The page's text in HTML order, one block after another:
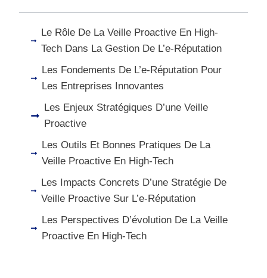
Le Rôle De La Veille Proactive En High-
Tech Dans La Gestion De L’e-Réputation
Les Fondements De L’e-Réputation Pour
Les Entreprises Innovantes
Les Enjeux Stratégiques D’une Veille
Proactive
Les Outils Et Bonnes Pratiques De La
Veille Proactive En High-Tech
Les Impacts Concrets D’une Stratégie De
Veille Proactive Sur L’e-Réputation
Les Perspectives D’évolution De La Veille
Proactive En High-Tech